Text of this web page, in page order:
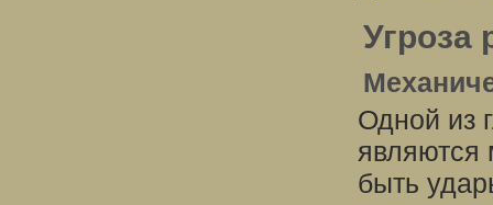
Угроза
Одной из
являются
быть